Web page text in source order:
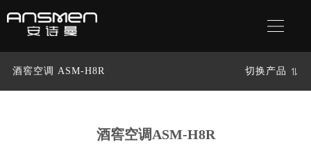
酒窖空调 ASM-H8R 切换产品
酒窖空调ASM-H8R